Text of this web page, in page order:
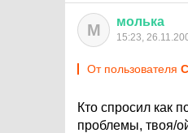
М молька
15:23,
От пользователя
Кто спросил как
проблемы, твоя/